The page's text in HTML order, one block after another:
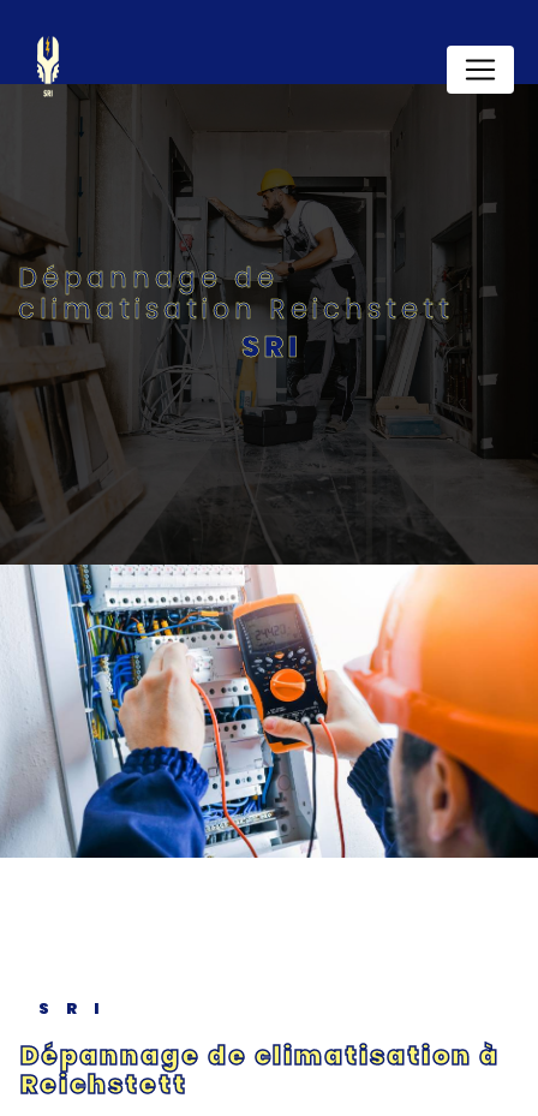
Dépannage de
climatisation Reichstett
SRI
SRI
Dépannage de climatisation à
Reichstett